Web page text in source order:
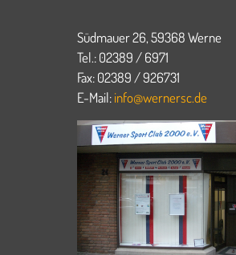
Südmauer 26, 59368 Werne
Tel.: 02389 / 6971
Fax: 02389 / 926731
E-Mail:info@wernersc.de